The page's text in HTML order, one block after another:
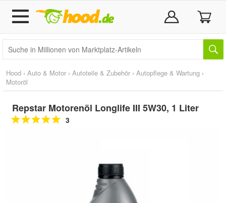
Hood › Auto & Motor › Autoteile & Zubehör › Autopflege & Wartung ›
Motoröl
Repstar Motorenöl Longlife III 5W30, 1 Liter
3